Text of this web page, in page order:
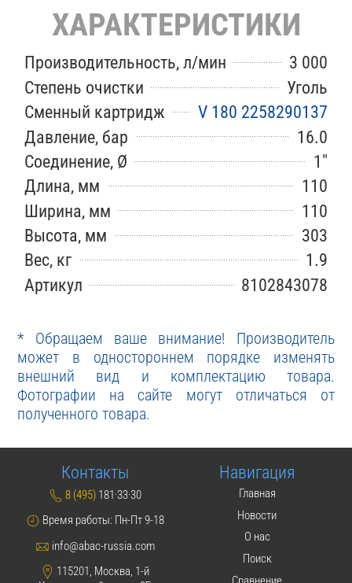
ХАРАКТЕРИСТИКИ
Производительность, л/мин
3 000
Степень очистки
Уголь
Сменный картридж
V 180 2258290137
Давление, бар
16.0
Соединение, Ø
1″
Длина, мм
110
Ширина, мм
110
Высота, мм
303
Вес, кг
1.9
Артикул
8102843078
* Обращаем ваше внимание! Производитель
может в одностороннем порядке изменять
внешний вид и комплектацию товара.
Фотографии на сайте могут отличаться от
полученного товара.
Контакты
8 (495) 181·33·30
Время работы: Пн-Пт 9-18
info@abac-russia.com
115201, Москва, 1-й
Навигация
Главная
Новости
О нас
Поиск